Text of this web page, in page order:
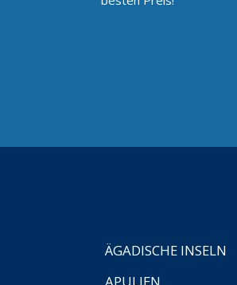
ÄGADISCHE INSELN